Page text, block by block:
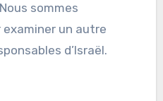
sommes
un autre
d’Israël.